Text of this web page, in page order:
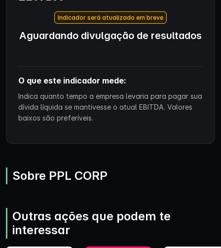
Indicador será atualizado em breve
Aguardando divulgação de resultados
O que este indicador mede:
Indica quanto tempo a empresa levaria para pagar sua
dívida líquida se mantivesse o atual EBITDA. Valores
baixos são preferíveis.
Sobre PPL CORP
Outras ações que podem te
interessar